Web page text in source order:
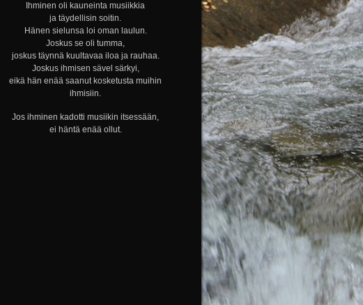
Ihminen oli kauneinta musiikkia
ja täydellisin soitin.
Hänen sielunsa loi oman laulun.
Joskus se oli tumma,
joskus täynnä kuultavaa iloa ja rauhaa.
Joskus ihmisen sävel särkyi,
eikä hän enää saanut kosketusta muihin
ihmisiin.
Jos ihminen kadotti musiikin itsessään,
ei häntä enää ollut.